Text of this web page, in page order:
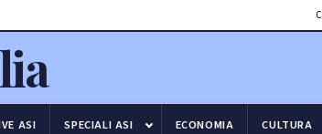
ASI SPECIALI ASI ECONOMIA CULTURA